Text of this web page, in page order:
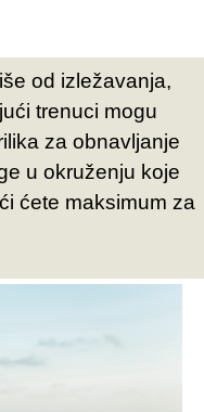
od izležavanja,
trenuci mogu
za obnavljanje
u okruženju koje
ćete maksimum za